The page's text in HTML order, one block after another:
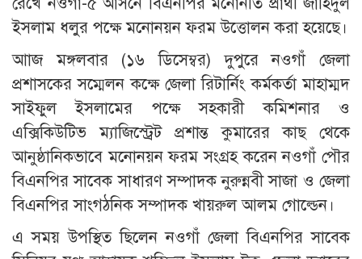
ইসলাম ধলুর পক্ষে মনোনয়ন ফরম উত্তোলন করা হয়েছে।
আাজ মঙ্গলবার (১৬ ডিসেম্বর) দুপুরে নওগাঁ জেলা
প্রশাসকের সম্মেলন কক্ষে জেলা রিটার্নিং কর্মকর্তা মাহাম্মদ
সাইফুল ইসলামের পক্ষে সহকারী কমিশনার ও
এক্সিকিউটিভ ম্যাজিস্ট্রেট প্রশান্ত কুমারের কাছ থেকে
আনুষ্ঠানিকভাবে মনোনয়ন ফরম সংগ্রহ করেন নওগাঁ পৌর
বিএনপির সাবেক সাধারণ সম্পাদক নুরুন্নবী সাজা ও জেলা
বিএনপির সাংগঠনিক সম্পাদক খায়রুল আলম গোল্ডেন।
এ সময় উপস্থিত ছিলেন নওগাঁ জেলা বিএনপির সাবেক